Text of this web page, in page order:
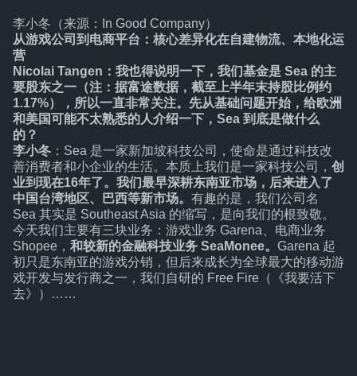
李小冬（来源：In Good Company）
从游戏公司到电商平台： 核心差异化在自建物流、本地化运
营
Nicolai Tangen：我也得说明一下，我们基金是 Sea 的主
要股东之一（注：据富途数据，截至上半年末持股比例约
1.17%），所以一直非常关注。先从基础问题开始，给欧洲
和美国可能不太熟悉的人介绍一下，Sea 到底是做什么
的？
李小冬 ：Sea 是一家新加坡科技公司，使命是通过科技改
善消费者和小企业的生活。本质上我们是一家科技公司， 创
业到现在16年了。我们最早深耕东南亚市场，后来进入了
中国台湾地区、巴西等新市场。 有趣的是，我们公司名
Sea 其实是 Southeast Asia 的缩写，是向我们的根致敬。
今天我们主要有三块业务：游戏业务 Garena、电商业务
Shopee， 和较新的金融科技业务 SeaMonee。 Garena 起
初只是东南亚的游戏分销，但后来成长为全球最大的移动游
戏开发与发行商之一，我们自研的 Free Fire（《我要活下
去》）……